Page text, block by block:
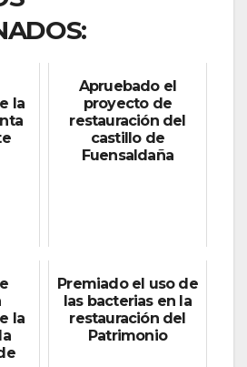
la
Apruebado el
proyecto de
restauración del
castillo de
Fuensaldaña
la
Premiado el uso de
las bacterias en la
restauración del
Patrimonio